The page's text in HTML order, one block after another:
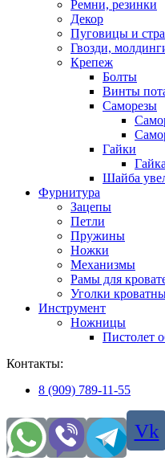
Ремни, резинки
Декор
Пуговицы и
Гвозди,
Крепеж
Болты
Винты
Саморезы
Гайки
Шайба
Фурнитура
Зацепы
Петли
Пружины
Ножки
Механизмы
Рамы для
Уголки
Инструмент
Ножницы
Пистолет
Контакты:
8 (909) 789-11-55
Vk